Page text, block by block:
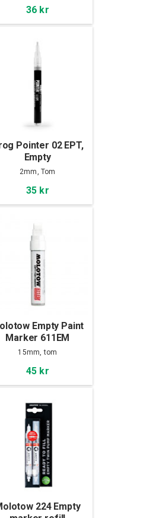
36 kr
Pointer 02 EPT,
Empty
2mm, Tom
35 kr
Empty Paint
Marker 611EM
15mm, tom
45 kr
224 Empty